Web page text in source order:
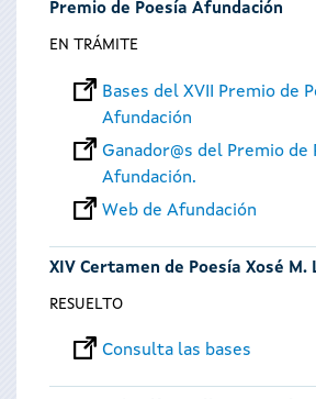
Premio de Poesía Afundación
EN TRÁMITE
Bases del XVII Premio de
Afundación
Ganador@s del Premio de
Afundación.
Web de Afundación
XIV Certamen de Poesía Xosé M.
RESUELTO
Consulta las bases